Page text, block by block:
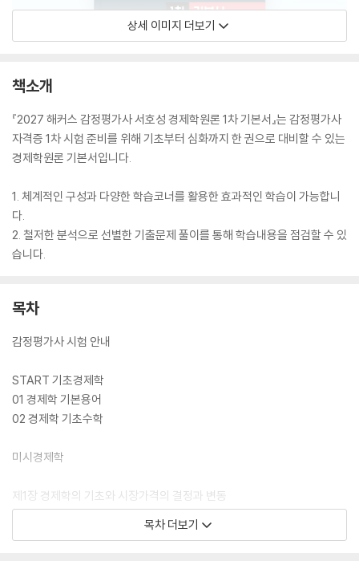
상세 이미지 더보기
책소개
『2027 해커스 감정평가사 서호성 경제학원론 1차 기본서』는 감정평가사
자격증 1차 시험 준비를 위해 기초부터 심화까지 한 권으로 대비할 수 있는
경제학원론 기본서입니다.
1. 체계적인 구성과 다양한 학습코너를 활용한 효과적인 학습이 가능합니
다.
2. 철저한 분석으로 선별한 기출문제 풀이를 통해 학습내용을 점검할 수 있
습니다.
목차
감정평가사 시험 안내
START 기초경제학
01 경제학 기본용어
02 경제학 기초수학
미시경제학
제1장 경제학의 기초와 시장가격의 결정과 변동
01 경제활동과 경제순환
목차 더보기